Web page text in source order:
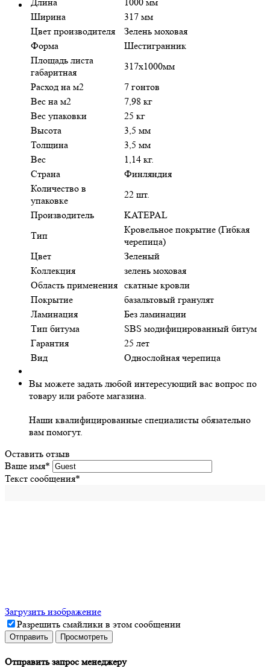
Ширина
317 мм
Цвет производителя
Зелень моховая
Форма
Шестигранник
Площадь листа
габаритная
317х1000мм
Расход на м2
7 гонтов
Вес на м2
7,98 кг
Вес упаковки
25 кг
Высота
3,5 мм
Толщина
3,5 мм
Вес
1,14 кг.
Страна
Финляндия
Количество в
упаковке
22 шт.
Производитель
KATEPAL
Тип
Кровельное покрытие (Гибкая
черепица)
Цвет
Зеленый
Коллекция
зелень моховая
Область применения скатные кровли
Покрытие
базальтовый гранулят
Ламинация
Без ламинации
Тип битума
SBS модифицированный битум
Гарантия
25 лет
Вид
Однослойная черепица
Вы можете задать любой интересующий вас вопрос по
товару или работе магазина.
Наши квалифицированные специалисты обязательно
вам помогут.
Оставить отзыв
Ваше имя*
Текст сообщения*
Загрузить изображение
Разрешить смайлики в этом сообщении
Отправить запрос менеджеру